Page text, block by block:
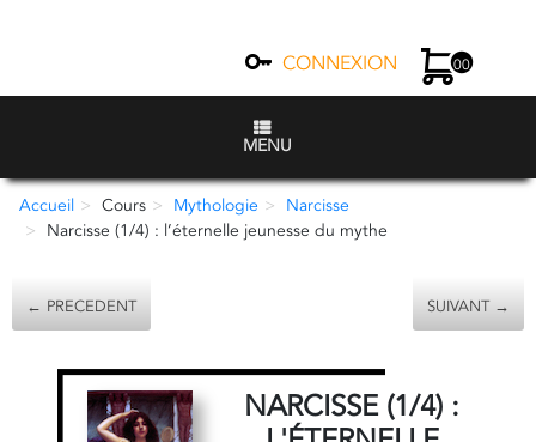
CONNEXION 00
MENU
Accueil Cours Mythologie
Narcisse
Narcisse (1/4) : l’éternelle jeunesse du mythe
← PRECEDENT SUIVANT →
NARCISSE (1/4) :